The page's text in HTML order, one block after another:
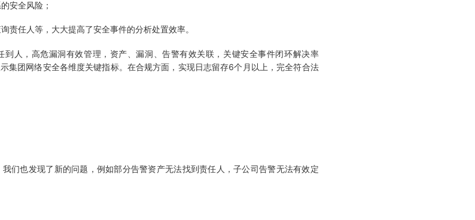
安全风险；
任人等，大大提高了安全事件的分析处置效率。
人，高危漏洞有效管理，资产、漏洞、告警有效关联，关键安全事件闭环解决率
集团网络安全各维度关键指标。在合规方面，实现日志留存6个月以上，完全符合法
们也发现了新的问题，例如部分告警资产无法找到责任人，子公司告警无法有效定